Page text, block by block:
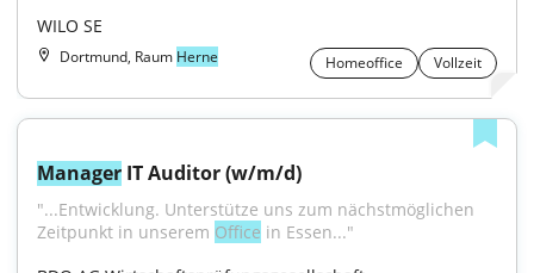
WILO SE
Dortmund, Raum Herne Homeoffice Vollzeit
Manager IT Auditor (w/m/d)
"...Entwicklung. Unterstütze uns zum nächstmöglichen
Zeitpunkt in unserem Office in Essen..."